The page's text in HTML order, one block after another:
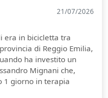
21/07/2026
era in bicicletta tra
di Reggio Emilia,
ha investito un
Mignani che,
1 giorno in terapia